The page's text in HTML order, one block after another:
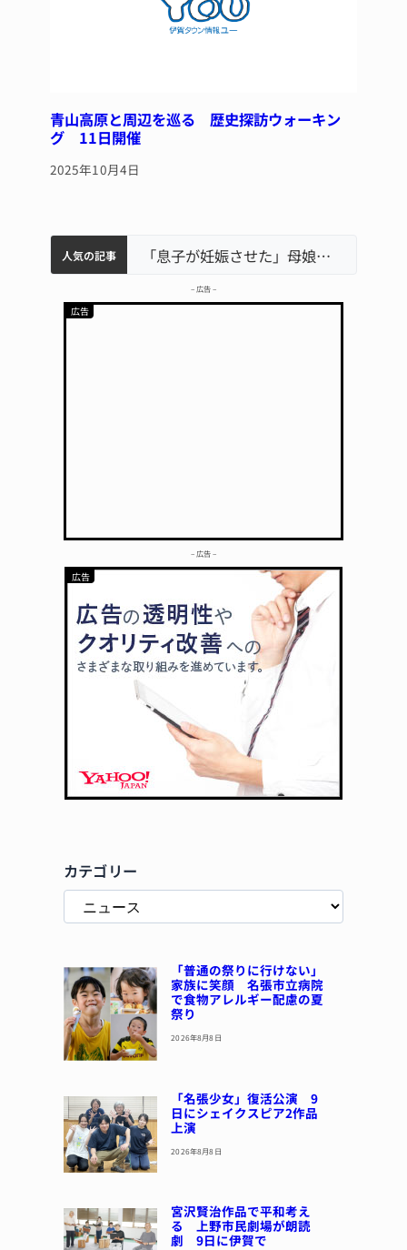
青山高原と周辺を巡る 歴史探訪ウォーキン
グ 11日開催
2025年10月4日
人気の記事
名張市水道料金47％値上げへ 答申案、審議会で大筋まとまる
中学校の陶壁モニュメント 地元建設会社がボランティアで清掃 伊賀名張市立病院のDMAT、熊本地震の被災地へ 能登以来3回目の派遣 「息子が妊娠させた」母娘だまされ400万円詐欺被害 名張
– 広告 –
– 広告 –
カテゴリー
「普通の祭りに行けない」
家族に笑顔 名張市立病院
で食物アレルギー配慮の夏
祭り
2026年8月8日
「名張少女」復活公演 9
日にシェイクスピア2作品
上演
2026年8月8日
宮沢賢治作品で平和考え
る 上野市民劇場が朗読
劇 9日に伊賀で